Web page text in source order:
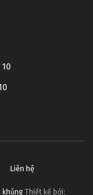
Liên hệ
khủng Thiết kế bởi: